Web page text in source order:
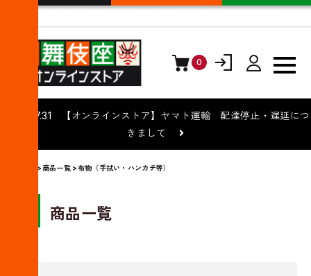
0
ログイン
2026.07.31 【オンラインストア】ヤマト運輸 配達停止・遅延につ
きまして
> 商品一覧 >布物（手拭い・ハンカチ等）
商品一覧